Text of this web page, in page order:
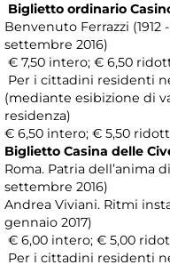
Biglietto ordinario
Benvenuto Ferrazzi (1912
settembre 2016)
€ 7,50 intero; € 6,50
Per i cittadini residenti
(mediante esibizione di
residenza)
€ 6,50 intero; € 5,50
Biglietto Casina delle
Roma. Patria dell’anima
settembre 2016)
Andrea Viviani. Ritmi
gennaio 2017)
€ 6,00 intero; € 5,00
Per i cittadini residenti